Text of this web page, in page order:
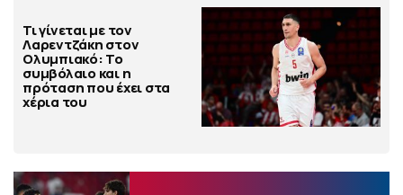
Τι γίνεται με τον
Λαρεντζάκη στον
Ολυμπιακό: Το
συμβόλαιο και η
πρόταση που έχει στα
χέρια του